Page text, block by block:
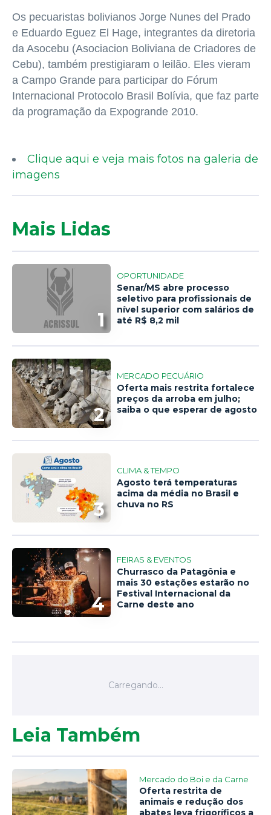
Os pecuaristas bolivianos Jorge Nunes del Prado
e Eduardo Eguez El Hage, integrantes da diretoria
da Asocebu (Asociacion Boliviana de Criadores de
Cebu), também prestigiaram o leilão. Eles vieram
a Campo Grande para participar do Fórum
Internacional Protocolo Brasil Bolívia, que faz parte
da programação da Expogrande 2010.
Clique aqui e veja mais fotos na galeria de
imagens
Mais Lidas
1
OPORTUNIDADE
Senar/MS abre processo
seletivo para profissionais de
nível superior com salários de
até R$ 8,2 mil
2
MERCADO PECUÁRIO
Oferta mais restrita fortalece
preços da arroba em julho;
saiba o que esperar de agosto
3
CLIMA & TEMPO
Agosto terá temperaturas
acima da média no Brasil e
chuva no RS
4
FEIRAS & EVENTOS
Churrasco da Patagônia e
mais 30 estações estarão no
Festival Internacional da
Carne deste ano
Leia Também
Mercado do Boi e da Carne
Oferta restrita de
animais e redução dos
abates leva frigoríficos a